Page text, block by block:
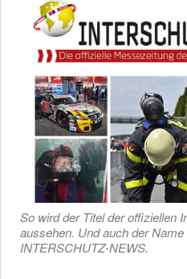
So wird der Titel der offiziellen
aussehen. Und auch der
INTERSCHUTZ-NEWS.